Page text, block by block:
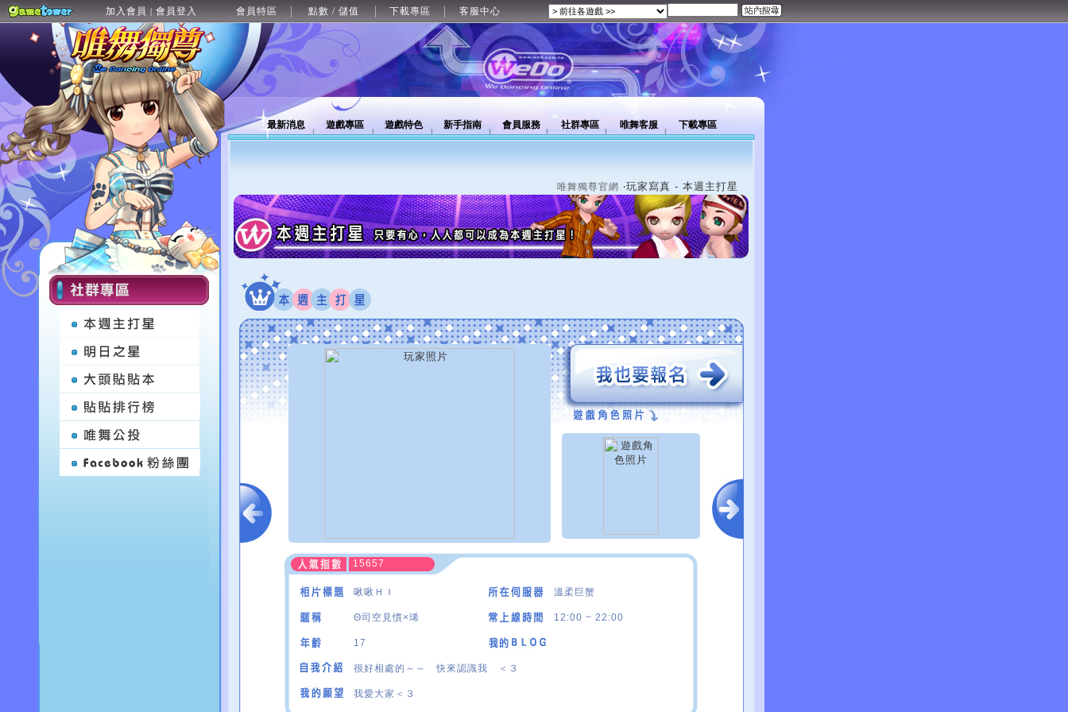
加入會員 | 會員登入 會員特區 點數 / 儲值 下載專區 客服中心
最新消息 遊戲專區 遊戲特色 新手指南 會員服務 社群專區 唯舞客服 下載專區
唯舞獨尊官網 ‧玩家寫真 - 本週主打星
15657
啾啾ＨＩ 溫柔巨蟹
Θ司空見慣×琋 12:00 ~ 22:00
17
很好相處的～～ 快來認識我 ＜３
我愛大家＜３